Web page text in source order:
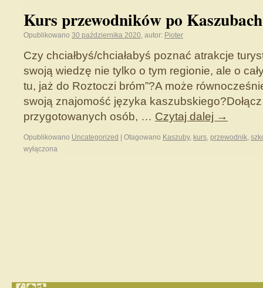
Kurs przewodników po
Opublikowano 30 października 2020, autor: Pioter
Czy chciałbyś/chciałabyś poznać atrakcje
swoją wiedzę nie tylko o tym regionie, ale o
tu, jaż do Roztoczi bróm”?A może
swoją znajomość języka
przygotowanych osób, … Czytaj dalej →
Opublikowano Uncategorized Otagowano Kaszuby, kurs, przewodnik,
wyłączona